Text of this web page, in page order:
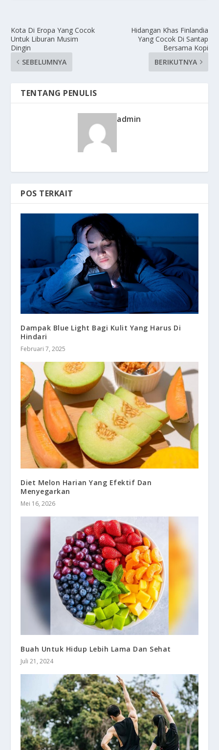
Kota Di Eropa Yang Cocok
Untuk Liburan Musim
Dingin
SEBELUMNYA
Hidangan Khas Finlandia
Yang Cocok Di Santap
Bersama Kopi
BERIKUTNYA
TENTANG PENULIS
admin
POS TERKAIT
Dampak Blue Light Bagi Kulit Yang Harus Di
Hindari
Februari 7, 2025
Diet Melon Harian Yang Efektif Dan
Menyegarkan
Mei 16, 2026
Buah Untuk Hidup Lebih Lama Dan Sehat
Juli 21, 2024